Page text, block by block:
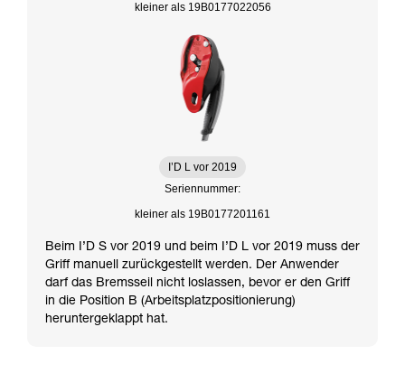
kleiner als 19B0177022056
I’D L vor 2019
Seriennummer:
kleiner als 19B0177201161
Beim I’D S vor 2019 und beim I’D L vor 2019 muss der
Griff manuell zurückgestellt werden. Der Anwender
darf das Bremsseil nicht loslassen, bevor er den Griff
in die Position B (Arbeitsplatzpositionierung)
heruntergeklappt hat.